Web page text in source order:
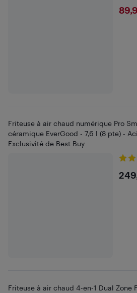
Friteuse à air chaud numérique Pro
céramique EverGood - 7,6 l (8 pte) -
Exclusivité de Best Buy
Friteuse à air chaud 4-en-1 Dual Zone